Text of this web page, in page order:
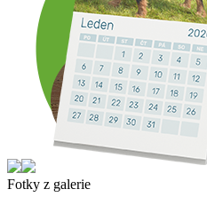
Fotky z galerie